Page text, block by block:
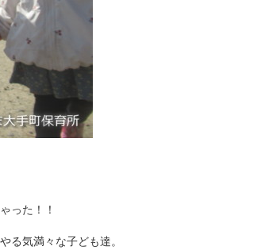
った！！
る気満々な子ども達。